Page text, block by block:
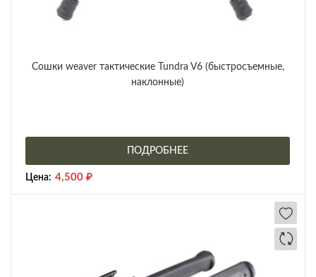
Сошки weaver тактические Tundra V6 (быстросъемные,
наклонные)
ПОДРОБНЕЕ
Цена: 4,500 ₽